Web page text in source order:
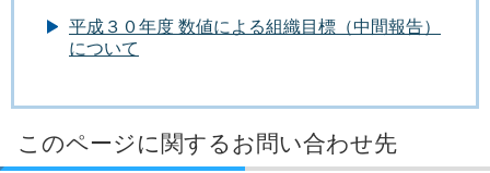
平成３０年度 数値による組織目標（中間報告）
について
このページに関するお問い合わせ先